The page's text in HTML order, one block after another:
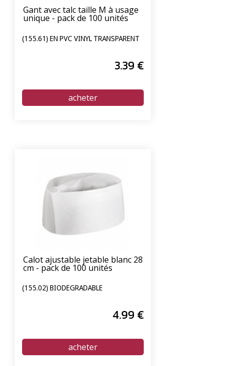
Gant avec talc taille M à usage
unique - pack de 100 unités
(155.61) EN PVC VINYL TRANSPARENT
3.39 €
Calot ajustable jetable blanc 28
cm - pack de 100 unités
(155.02) BIODÉGRADABLE
4.99 €